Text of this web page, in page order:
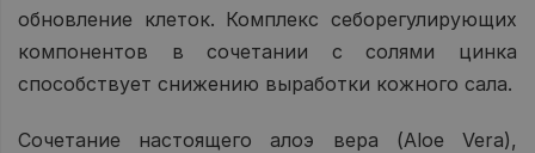
обновление клеток. Комплекс себорегулирующих
компонентов в сочетании с солями цинка
способствует снижению выработки кожного сала.
Сочетание настоящего алоэ вера (Aloe Vera),